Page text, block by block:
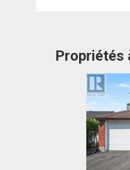
Propriétés